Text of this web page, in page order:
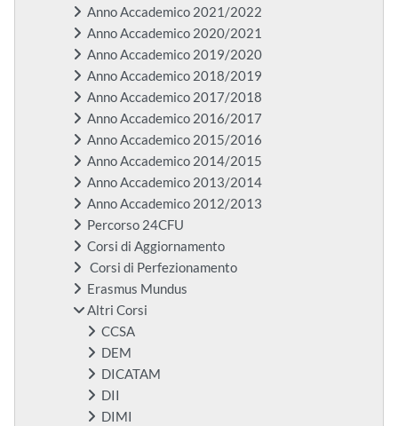
Anno Accademico 2021/2022
Anno Accademico 2020/2021
Anno Accademico 2019/2020
Anno Accademico 2018/2019
Anno Accademico 2017/2018
Anno Accademico 2016/2017
Anno Accademico 2015/2016
Anno Accademico 2014/2015
Anno Accademico 2013/2014
Anno Accademico 2012/2013
Percorso 24CFU
Corsi di Aggiornamento
Corsi di Perfezionamento
Erasmus Mundus
Altri Corsi
CCSA
DEM
DICATAM
DII
DIMI